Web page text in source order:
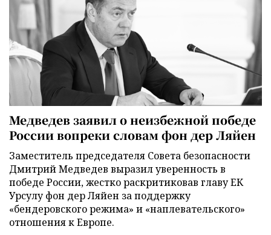
Медведев заявил о неизбежной победе
России вопреки словам фон дер Ляйен
Заместитель председателя Совета безопасности
Дмитрий Медведев выразил уверенность в
победе России, жестко раскритиковав главу ЕК
Урсулу фон дер Ляйен за поддержку
«бендеровского режима» и «наплевательского»
отношения к Европе.